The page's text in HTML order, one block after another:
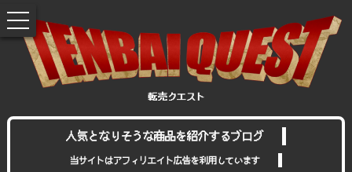
人気となりそうな商品を紹介するブログ
当サイトはアフィリエイト広告を利用しています
toggle
navigation